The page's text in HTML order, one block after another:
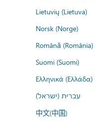
Lietuvių (Lietuva)
Norsk (Norge)
Română (România)
Suomi (Suomi)
Ελληνικά (Ελλάδα)
עברית (ישראל)
中文(中国)